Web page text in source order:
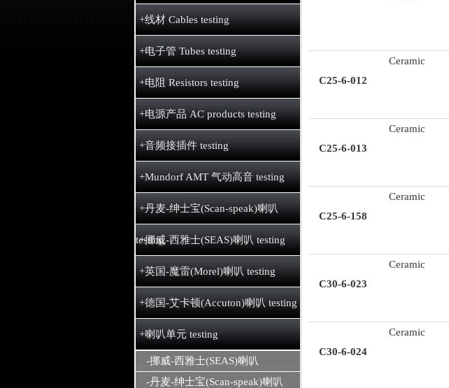
+线材 Cables testing
+电子管 Tubes testing
+电阻 Resistors testing
+电源产品 AC products testing
+音频接插件 testing
+Mundorf AMT 气动高音 testing
+丹麦-绅士宝(Scan-speak)喇叭
testing
+挪威-西雅士(SEAS)喇叭 testing
+英国-魔雷(Morel)喇叭 testing
+德国-艾卡顿(Accuton)喇叭 testing
+喇叭单元 testing
-挪威-西雅士(SEAS)喇叭
-丹麦-绅士宝(Scan-speak)喇叭
Ceramic
C25-6-012
Ceramic
C25-6-013
Ceramic
C25-6-158
Ceramic
C30-6-023
Ceramic
C30-6-024